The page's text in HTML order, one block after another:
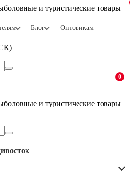
и туристические товары
Блог Оптовикам
0
и туристические товары